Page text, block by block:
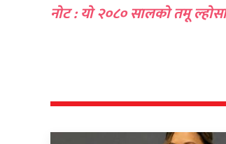
नोट : यो २०८० सालको तमू